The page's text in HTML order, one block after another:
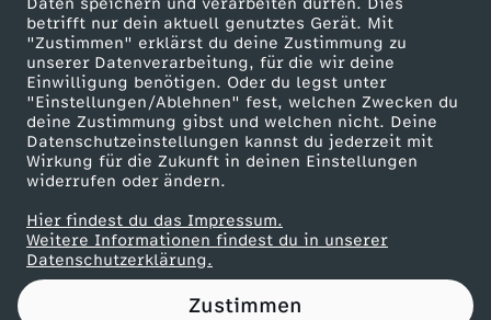
Daten speichern und verarbeiten dürfen. Dies
betrifft nur dein aktuell genutztes Gerät. Mit
"Zustimmen" erklärst du deine Zustimmung zu
unserer Datenverarbeitung, für die wir deine
Einwilligung benötigen. Oder du legst unter
"Einstellungen/Ablehnen" fest, welchen Zwecken du
deine Zustimmung gibst und welchen nicht. Deine
Datenschutzeinstellungen kannst du jederzeit mit
Wirkung für die Zukunft in deinen Einstellungen
widerrufen oder ändern.
Hier findest du das Impressum.
Weitere Informationen findest du in unserer
Datenschutzerklärung.
Zustimmen
ü
n
d
u
n
g
Werbefernsehen
Mainzelmännchen
Partner